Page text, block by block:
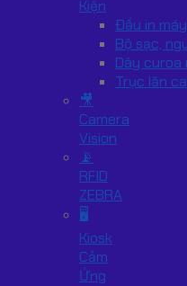
Kiện
Đầu in
Bộ sạc,
Dây curoa
Trục lăn
🎥
Camera
Vision
📡
RFID
ZEBRA
🖥️
Kiosk
Cảm
Ứng